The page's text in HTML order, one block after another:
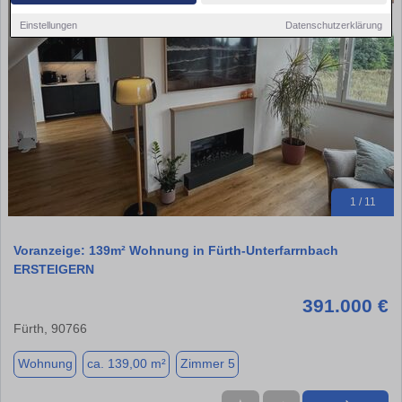
Einstellungen Datenschutzerklärung
1 / 11
Voranzeige: 139m² Wohnung in Fürth-Unterfarrnbach
ERSTEIGERN
391.000 €
Fürth, 90766
Wohnung ca. 139,00 m² Zimmer 5